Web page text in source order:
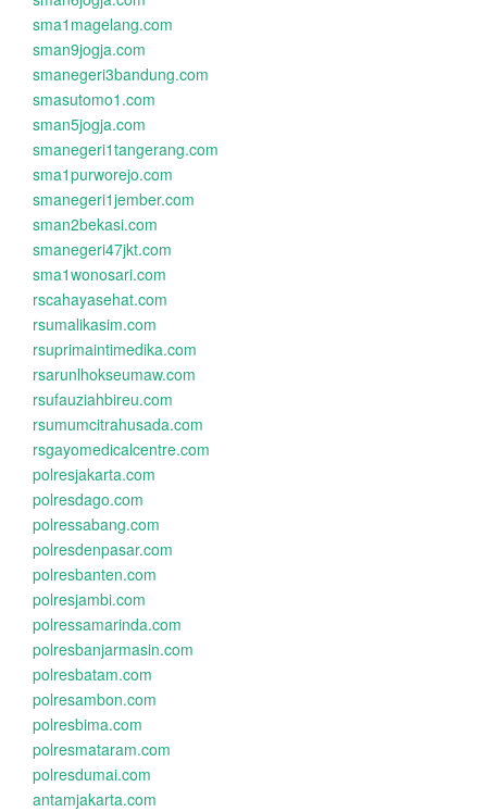
sma1magelang.com
sman9jogja.com
smanegeri3bandung.com
smasutomo1.com
sman5jogja.com
smanegeri1tangerang.com
sma1purworejo.com
smanegeri1jember.com
sman2bekasi.com
smanegeri47jkt.com
sma1wonosari.com
rscahayasehat.com
rsumalikasim.com
rsuprimaintimedika.com
rsarunlhokseumaw.com
rsufauziahbireu.com
rsumumcitrahusada.com
rsgayomedicalcentre.com
polresjakarta.com
polresdago.com
polressabang.com
polresdenpasar.com
polresbanten.com
polresjambi.com
polressamarinda.com
polresbanjarmasin.com
polresbatam.com
polresambon.com
polresbima.com
polresmataram.com
polresdumai.com
antamjakarta.com